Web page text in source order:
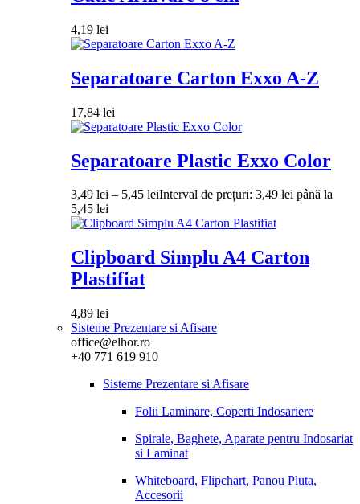
4,19 lei
Separatoare Carton Exxo A-Z
17,84 lei
Separatoare Plastic Exxo Color
3,49 lei – 5,45 leiInterval de prețuri: 3,49 lei până la
5,45 lei
Clipboard Simplu A4 Carton
Plastifiat
4,89 lei
Sisteme Prezentare si Afisare
office@elhor.ro
+40 771 619 910
Sisteme Prezentare si Afisare
Folii Laminare, Coperti Indosariere
Spirale, Baghete, Aparate pentru Indosariat
si Laminat
Whiteboard, Flipchart, Panou Pluta,
Accesorii